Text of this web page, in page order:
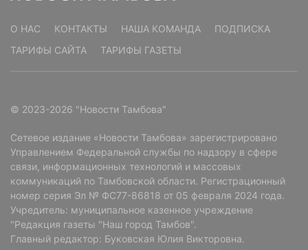
О НАС КОНТАКТЫ НАША КОМАНДА
ПОДПИСКА
ТАРИФЫ САЙТА
ТАРИФЫ ГАЗЕТЫ
© 2023-2026 "Новости Тамбова"
Сетевое издание «Новости Тамбова» зарегистрировано
Управлением Федеральной службы по надзору в сфере
связи, информационных технологий и массовых
коммуникаций по Тамбовской области. Регистрационный
номер серия Эл № ФС77-86818 от 05 февраля 2024 года.
Учредитель: муниципальное казенное учреждение
"Редакция газеты "Наш город Тамбов".
Главный редактор: Буковская Юлия Викторовна.